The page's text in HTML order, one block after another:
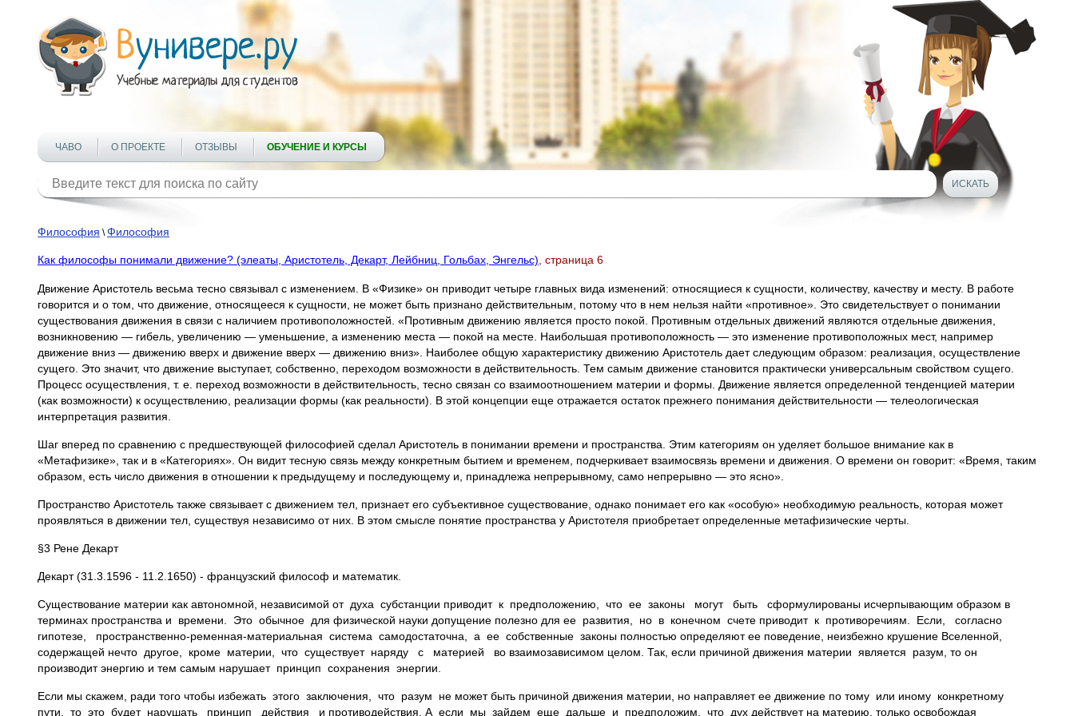
ЧАВО О ПРОЕКТЕ ОТЗЫВЫ ОБУЧЕНИЕ И КУРСЫ
Философия \Философия
Как философы понимали движение? (элеаты, Аристотель, Декарт, Лейбниц, Гольбах, Энгельс) , страница 6
Движение Аристотель весьма тесно связывал с изменением. В «Физике» он приводит четыре главных вида изменений: относящиеся к сущности, количеству, качеству и месту. В работе
говорится и о том, что движение, относящееся к сущности, не может быть признано действительным, потому что в нем нельзя найти «противное». Это свидетельствует о понимании
существования движения в связи с наличием противоположностей. «Противным движению является просто покой. Противным отдельных движений являются отдельные движения,
возникновению — гибель, увеличению — уменьшение, а изменению места — покой на месте. Наибольшая противоположность — это изменение противоположных мест, например
движение вниз — движению вверх и движение вверх — движению вниз». Наиболее общую характеристику движению Аристотель дает следующим образом: реализация, осуществление
сущего. Это значит, что движение выступает, собственно, переходом возможности в действительность. Тем самым движение становится практически универсальным свойством сущего.
Процесс осуществления, т. е. переход возможности в действительность, тесно связан со взаимоотношением материи и формы. Движение является определенной тенденцией материи
(как возможности) к осуществлению, реализации формы (как реальности). В этой концепции еще отражается остаток прежнего понимания действительности — телеологическая
интерпретация развития.
Шаг вперед по сравнению с предшествующей философией сделал Аристотель в понимании времени и пространства. Этим категориям он уделяет большое внимание как в
«Метафизике», так и в «Категориях». Он видит тесную связь между конкретным бытием и временем, подчеркивает взаимосвязь времени и движения. О времени он говорит: «Время, таким
образом, есть число движения в отношении к предыдущему и последующему и, принадлежа непрерывному, само непрерывно — это ясно».
Пространство Аристотель также связывает с движением тел, признает его субъективное существование, однако понимает его как «особую» необходимую реальность, которая может
проявляться в движении тел, существуя независимо от них. В этом смысле понятие пространства у Аристотеля приобретает определенные метафизические черты.
§3 Рене Декарт
Декарт (31.3.1596 - 11.2.1650) - французский философ и математик.
Существование материи как автономной, независимой от духа субстанции приводит к предположению, что ее законы могут быть сформулированы исчерпывающим образом в
терминах пространства и времени. Это обычное для физической науки допущение полезно для ее развития, но в конечном счете приводит к противоречиям. Если, согласно
гипотезе, пространственно-ременная-материальная система самодостаточна, а ее собственные законы полностью определяют ее поведение, неизбежно крушение Вселенной,
содержащей нечто другое, кроме материи, что существует наряду с материей во взаимозависимом целом. Так, если причиной движения материи является разум, то он
производит энергию и тем самым нарушает принцип сохранения энергии.
Если мы скажем, ради того чтобы избежать этого заключения, что разум не может быть причиной движения материи, но направляет ее движение по тому или иному конкретному
пути, то это будет нарушать принцип действия и противодействия. А если мы зайдем еще дальше и предположим, что дух действует на материю, только освобождая